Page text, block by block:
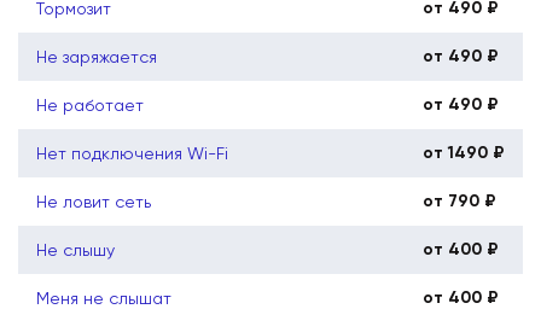
Тормозит от 490 ₽
Не заряжается от 490 ₽
Не работает от 490 ₽
Нет подключения Wi-Fi от 1490 ₽
Не ловит сеть от 790 ₽
Не слышу от 400 ₽
Меня не слышат от 400 ₽